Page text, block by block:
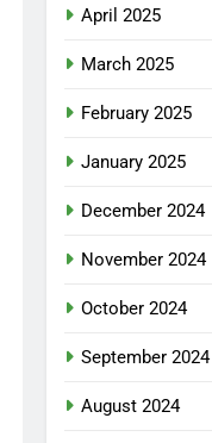
April 2025
March 2025
February 2025
January 2025
December 2024
November 2024
October 2024
September 2024
August 2024